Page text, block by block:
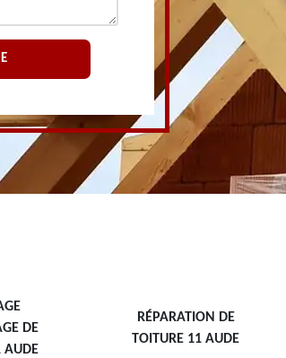
DE
AUDE
RÉPARATION DE
TOITURE 11 AUDE